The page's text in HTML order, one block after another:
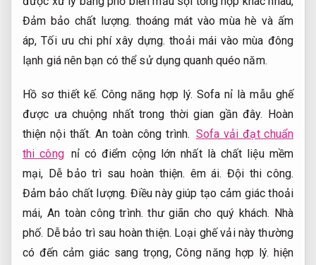
Đảm bảo chất lượng. thoáng mát vào mùa hè và ấm
áp,Tối ưu chi phí xây dựng. thoải mái vào mùa đông
lạnh giá nên bạn có thể sử dụng quanh quéo năm.
Hồ sơ thiết kế. Công năng hợp lý. Sofa nỉ là mẫu ghế
được ưa chuộng nhất trong thời gian gần đây.
Hoàn
thiện nội thất. An toàn công trình. Sofa vải đạt chuẩn
thi công nỉ có điểm cộng lớn nhất là chất liệu mềm
mại, Dễ bảo trì sau hoàn thiện. êm ái. Đội thi công.
Đảm bảo chất lượng. Điều này giúp tạo cảm giác thoải
mái, An toàn công trình. thư giãn cho quý khách. Nhà
phố. Dễ bảo trì sau hoàn thiện. Loại ghế vải này thường
có đến cảm giác sang trọng,Công năng hợp lý. hiện